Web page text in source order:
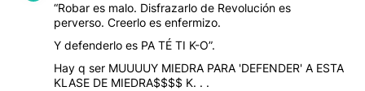
“Robar es malo. Disfrazarlo de Revolución es
perverso. Creerlo es enfermizo.
Y defenderlo es PA TÉ TI K-O”.
Hay q ser MUUUUY MIEDRA PARA 'DEFENDER' A ESTA
KLASE DE MIEDRA$$$$ K. . .